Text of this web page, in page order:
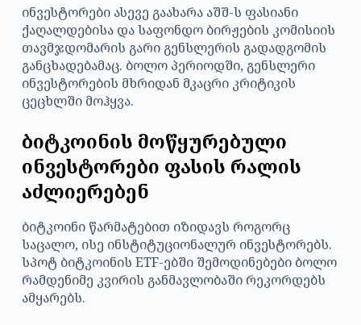
ინვესტორები ასევე გაახარა აშშ-ს ფასიანი
ქაღალდებისა და საფონდო ბირჟების კომისიის
თავმჯდომარის გარი გენსლერის გადადგომის
განცხადებამაც. ბოლო პერიოდში, გენსლერი
ინვესტორების მხრიდან მკაცრი კრიტიკის
ცეცხლში მოჰყვა.
ბიტკოინის მოწყურებული
ინვესტორები ფასის რალის
აძლიერებენ
ბიტკოინი წარმატებით იზიდავს როგორც
საცალო, ისე ინსტიტუციონალურ ინვესტორებს.
სპოტ ბიტკოინის ETF-ებში შემოდინებები ბოლო
რამდენიმე კვირის განმავლობაში რეკორდებს
ამყარებს.